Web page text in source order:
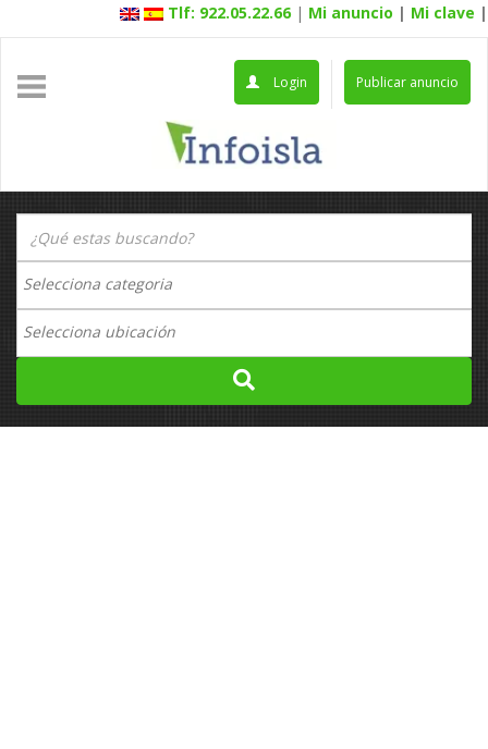
Tlf: 922.05.22.66 | Mi anuncio | Mi clave |
Publicar anuncio
Login